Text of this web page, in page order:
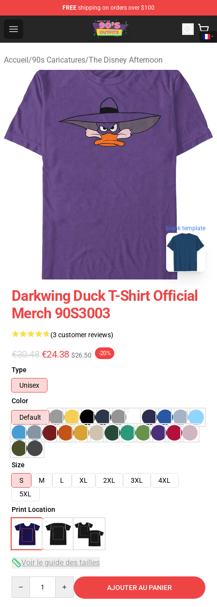
FREE shipping on orders over $100
Open menu
90s Outfits Store - Official 90s Outfits Merchandise Shop
Accueil/90s Caricatures/The Disney Afternoon
blank template
Darkwing Duck T-Shirt Official
Merch 90S3003
(3 customer reviews)
€30.48 €24.38 $26.50 -20%
Type
Unisex
Color
Default
Size
S
M L XL 2XL 3XL
4XL
5XL
Print Location
Voir le guide des tailles
AJOUTER AU PANIER